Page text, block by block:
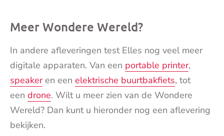
Meer Wondere Wereld?
In andere afleveringen test Elles nog veel meer
digitale apparaten. Van een portable printer,
speakeren een elektrische buurtbakfiets, tot
een drone. Wilt u meer zien van de Wondere
Wereld? Dan kunt u hieronder nog een aflevering
bekijken.